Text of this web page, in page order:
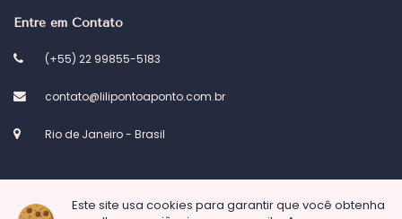
Este site usa cookies para garantir que você obtenha
Entre em Contato
(+55) 22 99855-5183
contato@lilipontoaponto.com.br
Rio de Janeiro - Brasil